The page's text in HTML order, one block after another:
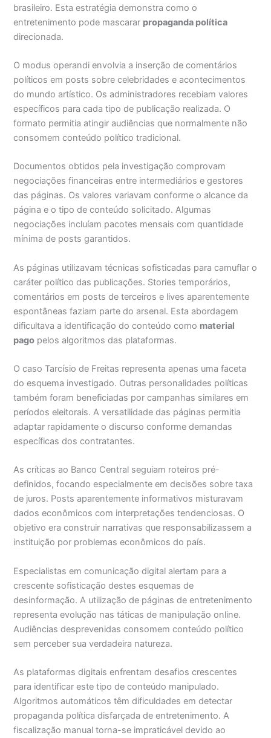
brasileiro. Esta estratégia demonstra como o
entretenimento pode mascarar propaganda política
direcionada.
O modus operandi envolvia a inserção de comentários
políticos em posts sobre celebridades e acontecimentos
do mundo artístico. Os administradores recebiam valores
específicos para cada tipo de publicação realizada. O
formato permitia atingir audiências que normalmente não
consomem conteúdo político tradicional.
Documentos obtidos pela investigação comprovam
negociações financeiras entre intermediários e gestores
das páginas. Os valores variavam conforme o alcance da
página e o tipo de conteúdo solicitado. Algumas
negociações incluíam pacotes mensais com quantidade
mínima de posts garantidos.
As páginas utilizavam técnicas sofisticadas para camuflar o
caráter político das publicações. Stories temporários,
comentários em posts de terceiros e lives aparentemente
espontâneas faziam parte do arsenal. Esta abordagem
dificultava a identificação do conteúdo como material
pago pelos algoritmos das plataformas.
O caso Tarcísio de Freitas representa apenas uma faceta
do esquema investigado. Outras personalidades políticas
também foram beneficiadas por campanhas similares em
períodos eleitorais. A versatilidade das páginas permitia
adaptar rapidamente o discurso conforme demandas
específicas dos contratantes.
As críticas ao Banco Central seguiam roteiros pré-
definidos, focando especialmente em decisões sobre taxa
de juros. Posts aparentemente informativos misturavam
dados econômicos com interpretações tendenciosas. O
objetivo era construir narrativas que responsabilizassem a
instituição por problemas econômicos do país.
Especialistas em comunicação digital alertam para a
crescente sofisticação destes esquemas de
desinformação. A utilização de páginas de entretenimento
representa evolução nas táticas de manipulação online.
Audiências desprevenidas consomem conteúdo político
sem perceber sua verdadeira natureza.
As plataformas digitais enfrentam desafios crescentes
para identificar este tipo de conteúdo manipulado.
Algoritmos automáticos têm dificuldades em detectar
propaganda política disfarçada de entretenimento. A
fiscalização manual torna-se impraticável devido ao